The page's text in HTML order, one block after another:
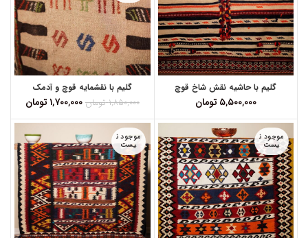
گلیم با حاشیه نقش شاخ قوچ
۵,۵۰۰,۰۰۰ تومان
گلیم با نقشمایه قوچ و آدمک
۱,۸۵۰,۰۰۰ تومان ۱,۷۰۰,۰۰۰تومان
موجود ن
یست
موجود ن
یست